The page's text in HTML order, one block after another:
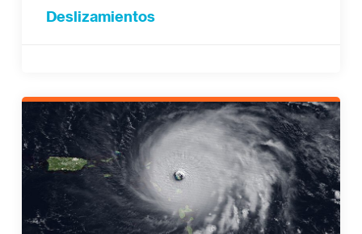
Deslizamientos